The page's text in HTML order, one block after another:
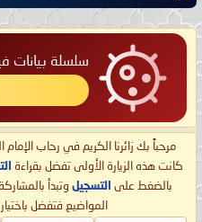
سلسلة بيانات
مرحباً بك زائرنا الكريم في رحاب
كانت هذه الزيارة الأولى تفضل بقراءة
بالضغط على التسجيل وتبدأ
المواضيع فتفضل